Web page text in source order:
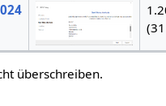
überschreiben.